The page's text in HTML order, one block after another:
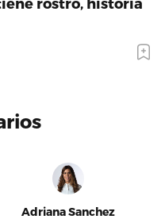
Adriana Sanchez